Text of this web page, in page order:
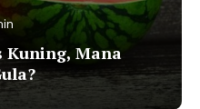
Kuning, Mana